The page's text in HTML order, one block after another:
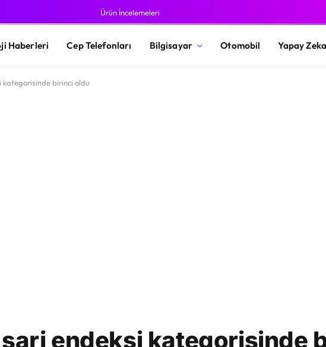
Ürün İncelemeleri
Haberleri Cep Telefonları Bilgisayar Otomobil Yapay Zeka
kategorisinde birinci oldu
şarj endeksi kategorisinde